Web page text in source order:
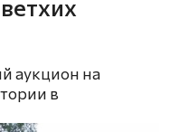
аукцион на
в